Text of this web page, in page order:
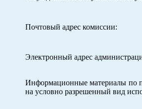
Почтовый адрес комиссии:
Электронный адрес
Информационные материалы по
на условно разрешенный вид